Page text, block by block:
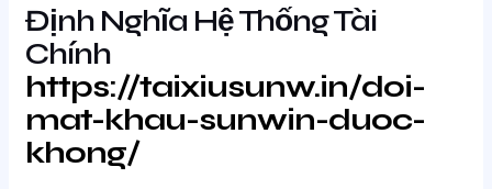
Định Nghĩa Hệ Thống Tài
Chính
https://taixiusunw.in/doi-
mat-khau-sunwin-duoc-
khong/